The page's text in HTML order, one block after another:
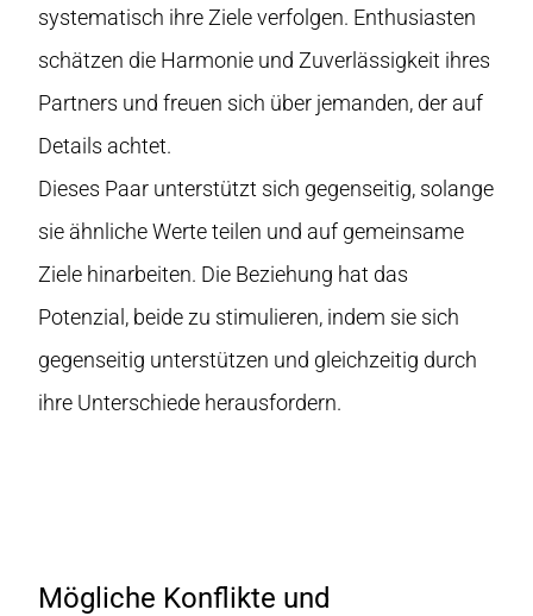
systematisch ihre Ziele verfolgen. Enthusiasten
schätzen die Harmonie und Zuverlässigkeit ihres
Partners und freuen sich über jemanden, der auf
Details achtet.
Dieses Paar unterstützt sich gegenseitig, solange
sie ähnliche Werte teilen und auf gemeinsame
Ziele hinarbeiten. Die Beziehung hat das
Potenzial, beide zu stimulieren, indem sie sich
gegenseitig unterstützen und gleichzeitig durch
ihre Unterschiede herausfordern.
Mögliche Konflikte und